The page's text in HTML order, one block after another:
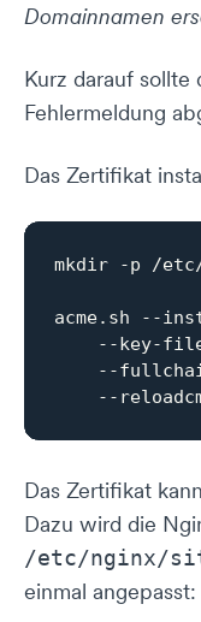
Domainnamen
Kurz darauf sollte
Fehlermeldung
Das Zertifikat
mkdir -p /etc/
acme.sh --
--key-
--
--
Das Zertifikat
Dazu wird die
/etc/nginx/
einmal angepasst: